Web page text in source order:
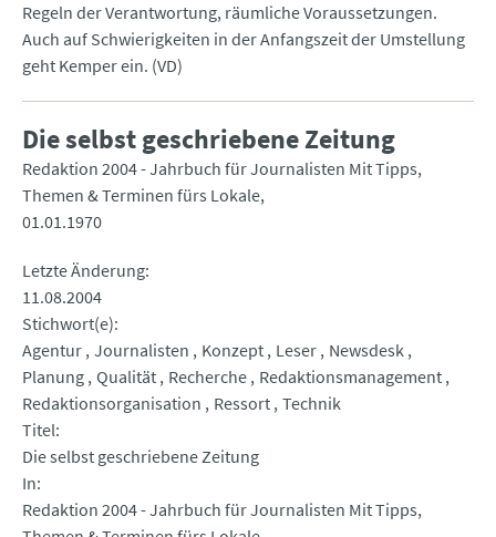
Regeln der Verantwortung, räumliche Voraussetzungen.
Auch auf Schwierigkeiten in der Anfangszeit der Umstellung
geht Kemper ein. (VD)
Die selbst geschriebene Zeitung
Redaktion 2004 - Jahrbuch für Journalisten Mit Tipps,
Themen & Terminen fürs Lokale
01.01.1970
Letzte Änderung
11.08.2004
Stichwort(e)
Agentur Journalisten Konzept Leser Newsdesk
Planung Qualität Recherche Redaktionsmanagement
Redaktionsorganisation
Ressort Technik
Titel
Die selbst geschriebene Zeitung
In
Redaktion 2004 - Jahrbuch für Journalisten Mit Tipps,